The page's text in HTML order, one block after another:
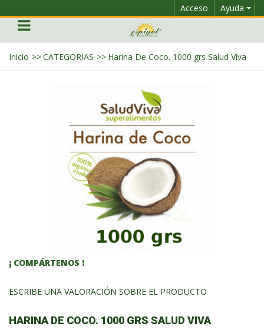
Ayuda
Acceso
Inicio >>CATEGORIAS >> Harina De Coco. 1000 grs Salud Viva
¡ COMPÁRTENOS !
ESCRIBE UNA VALORACIÓN SOBRE EL PRODUCTO
HARINA DE COCO. 1000 GRS SALUD VIVA